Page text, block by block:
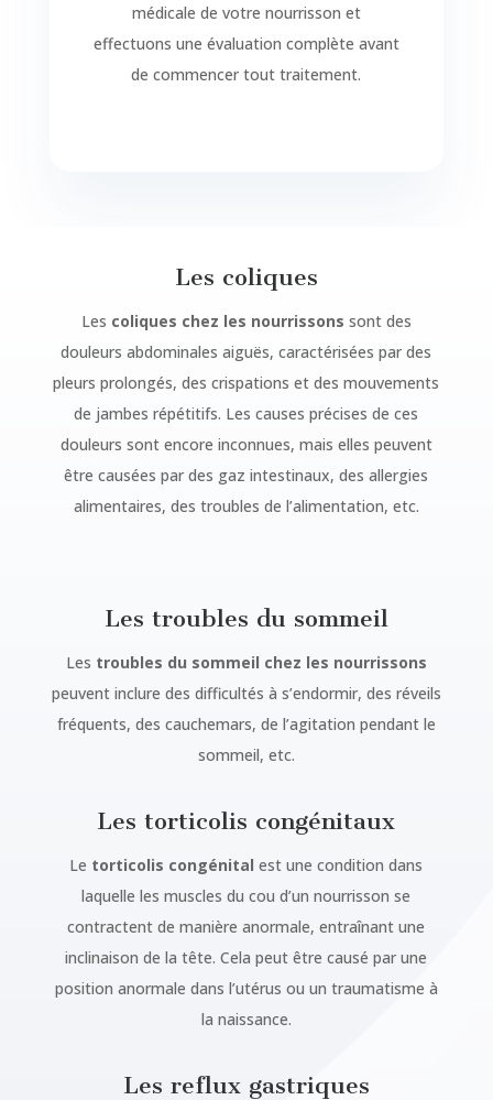
médicale de votre nourrisson et
effectuons une évaluation complète avant
de commencer tout traitement.
Les coliques
Les coliques chez les nourrissons sont des
douleurs abdominales aiguës, caractérisées par des
pleurs prolongés, des crispations et des mouvements
de jambes répétitifs. Les causes précises de ces
douleurs sont encore inconnues, mais elles peuvent
être causées par des gaz intestinaux, des allergies
alimentaires, des troubles de l’alimentation, etc.
Les troubles du sommeil
Les troubles du sommeil chez les nourrissons
peuvent inclure des difficultés à s’endormir, des réveils
fréquents, des cauchemars, de l’agitation pendant le
sommeil, etc.
Les torticolis congénitaux
Le torticolis congénital est une condition dans
laquelle les muscles du cou d’un nourrisson se
contractent de manière anormale, entraînant une
inclinaison de la tête. Cela peut être causé par une
position anormale dans l’utérus ou un traumatisme à
la naissance.
Les reflux gastriques